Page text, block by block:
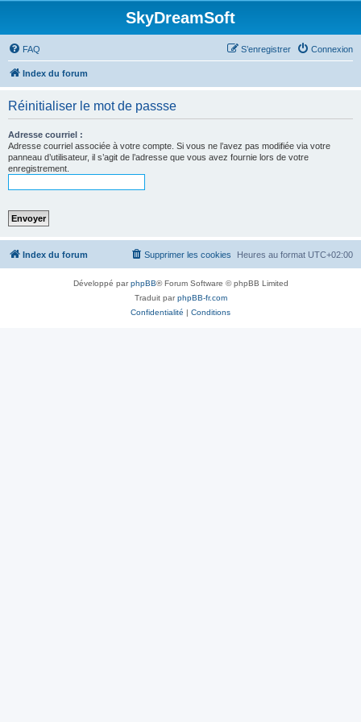
SkyDreamSoft
FAQ Connexion
S’enregistrer
Index du forum
Réinitialiser le mot de passse
Adresse courriel :
Adresse courriel associée à votre compte. Si vous ne l’avez pas modifiée via votre
panneau d’utilisateur, il s’agit de l’adresse que vous avez fournie lors de votre
enregistrement.
Index du forum Heures au format UTC+02:00
Supprimer les cookies
Développé parphpBB® Forum Software © phpBB Limited
Traduit parphpBB-fr.com
Confidentialité | Conditions